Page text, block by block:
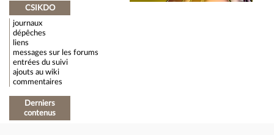
CSIKDO
journaux
dépêches
liens
messages sur les forums
entrées du suivi
ajouts au wiki
commentaires
Derniers
contenus